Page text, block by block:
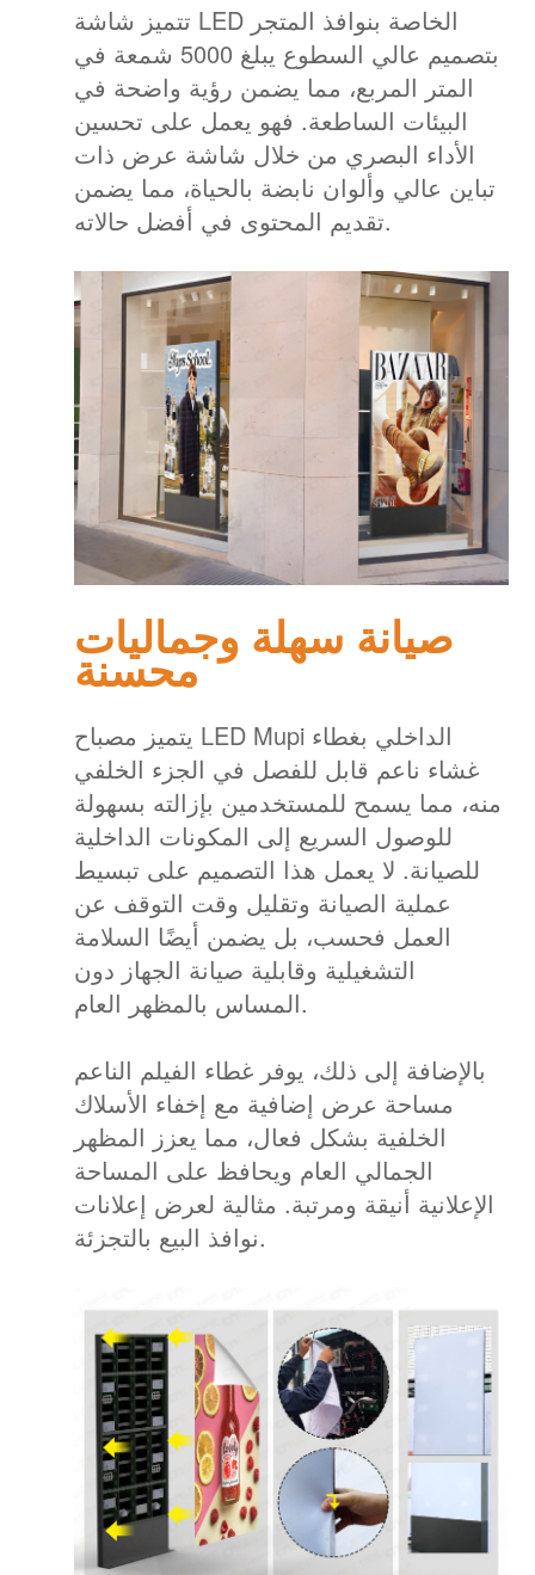
تتميز شاشة LED الخاصة بنوافذ المتجر
بتصميم عالي السطوع يبلغ 5000 شمعة في
المتر المربع، مما يضمن رؤية واضحة في
البيئات الساطعة. فهو يعمل على تحسين
الأداء البصري من خلال شاشة عرض ذات
تباين عالي وألوان نابضة بالحياة، مما يضمن
تقديم المحتوى في أفضل حالاته.
صيانة سهلة وجماليات
محسنة
يتميز مصباح LED Mupi الداخلي بغطاء
غشاء ناعم قابل للفصل في الجزء الخلفي
منه، مما يسمح للمستخدمين بإزالته بسهولة
للوصول السريع إلى المكونات الداخلية
للصيانة. لا يعمل هذا التصميم على تبسيط
عملية الصيانة وتقليل وقت التوقف عن
العمل فحسب، بل يضمن أيضًا السلامة
التشغيلية وقابلية صيانة الجهاز دون
المساس بالمظهر العام.
بالإضافة إلى ذلك، يوفر غطاء الفيلم الناعم
مساحة عرض إضافية مع إخفاء الأسلاك
الخلفية بشكل فعال، مما يعزز المظهر
الجمالي العام ويحافظ على المساحة
الإعلانية أنيقة ومرتبة. مثالية لعرض إعلانات
نوافذ البيع بالتجزئة.